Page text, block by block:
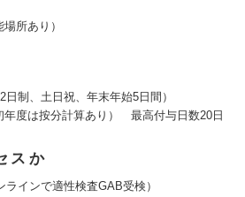
所あり）
日制、土日祝、年末年始5日間）
度は按分計算あり） 最高付与日数20日
スか
インで適性検査GAB受検）